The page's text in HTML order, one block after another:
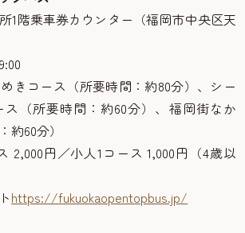
1階乗車券カウンター（福岡市中央区天
きコース（所要時間：約80分）、シー
（所要時間：約60分）、福岡街なか
約60分）
2,000円／小人1コース 1,000円（4歳以
https://fukuokaopentopbus.jp/